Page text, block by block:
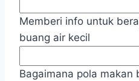
Memberi info untuk
buang air kecil
Bagaimana pola makan